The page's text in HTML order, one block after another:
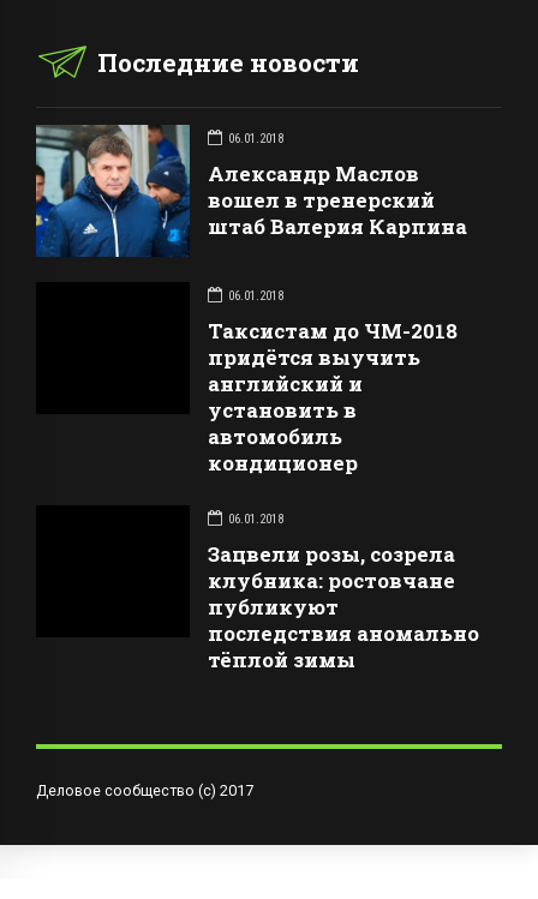
Последние новости
06.01.2018
Александр Маслов
вошел в тренерский
штаб Валерия Карпина
06.01.2018
Таксистам до ЧМ-2018
придётся выучить
английский и
установить в
автомобиль
кондиционер
06.01.2018
Зацвели розы, созрела
клубника: ростовчане
публикуют
последствия аномально
тёплой зимы
Деловое сообщество (с) 2017